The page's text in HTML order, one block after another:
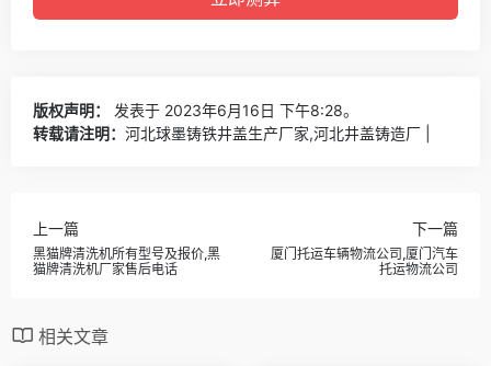
版权声明：
发表于 2023年6月16日 下午8:28。
转载请注明： 河北球墨铸铁井盖生产厂家,河北井盖铸造厂 |
上一篇
黑猫牌清洗机所有型号及报价,黑
猫牌清洗机厂家售后电话
下一篇
厦门托运车辆物流公司,厦门汽车
托运物流公司
相关文章